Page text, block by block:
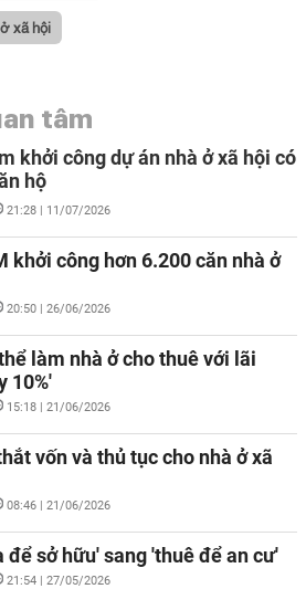
xã hội
tâm
khởi công dự án nhà ở xã hội có
hộ
21:28 | 11/07/2026
khởi công hơn 6.200 căn nhà ở
20:50 | 26/06/2026
làm nhà ở cho thuê với lãi
10%'
15:18 | 21/06/2026
vốn và thủ tục cho nhà ở xã
08:46 | 21/06/2026
để sở hữu' sang 'thuê để an cư'
21:54 | 27/05/2026